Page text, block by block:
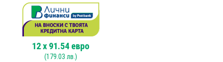
12x 91.54 евро
(179.03 лв.)